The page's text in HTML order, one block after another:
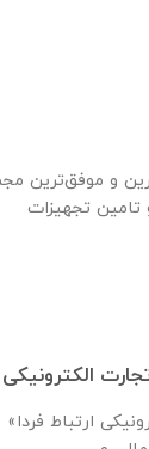
و موفق‌ترین
الکترونیکی